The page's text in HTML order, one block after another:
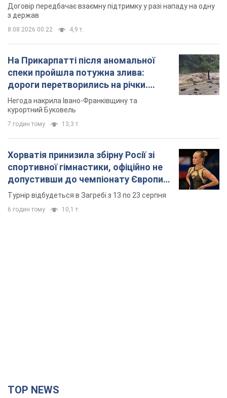
Договір передбачає взаємну підтримку у разі нападу на одну
з держав
8.08.2026 00:22 4,9 т.
На Прикарпатті після аномальної
спеки пройшла потужна злива:
дороги перетворились на річки.
Відео
Негода накрила Івано-Франківщину та
курортний Буковель
7 годин тому 13,3 т.
Хорватія принизила збірну Росії зі
спортивної гімнастики, офіційно не
допустивши до чемпіонату Європи
основних спортсменів
Турнір відбудеться в Загребі з 13 по 23 серпня
6 годин тому 10,1 т.
TOP NEWS